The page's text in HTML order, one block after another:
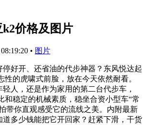
价格及图片
• 图片
好开、还省油的代步神器？东风悦达起
性的虎啸式前脸，放在今天依然耐看。
人，还是作为家用的第二台代步车，
和稳定的机械素质，稳坐合资小型车“常
带你直观感受它的流线之美。内附最新
道多少钱能把它开回家？赶紧下滑，干货